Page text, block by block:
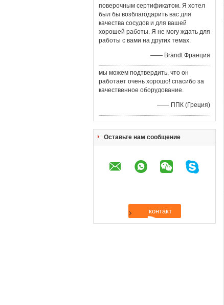
поверочным сертификатом. Я хотел
был бы возблагодарить вас для
качества сосудов и для вашей
хорошей работы. Я не могу ждать для
работы с вами на других темах.
—— Brandt Франция
мы можем подтвердить, что он
работает очень хорошо! спасибо за
качественное оборудование.
—— ППК (Греция)
Оставьте нам сообщение